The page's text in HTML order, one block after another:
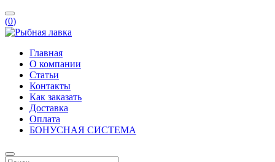
(0)
Главная
О компании
Статьи
Контакты
Как заказать
Доставка
Оплата
БОНУСНАЯ СИСТЕМА